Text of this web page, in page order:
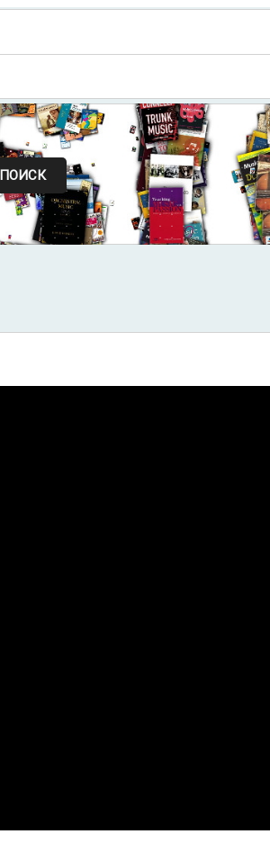
ПОИСК